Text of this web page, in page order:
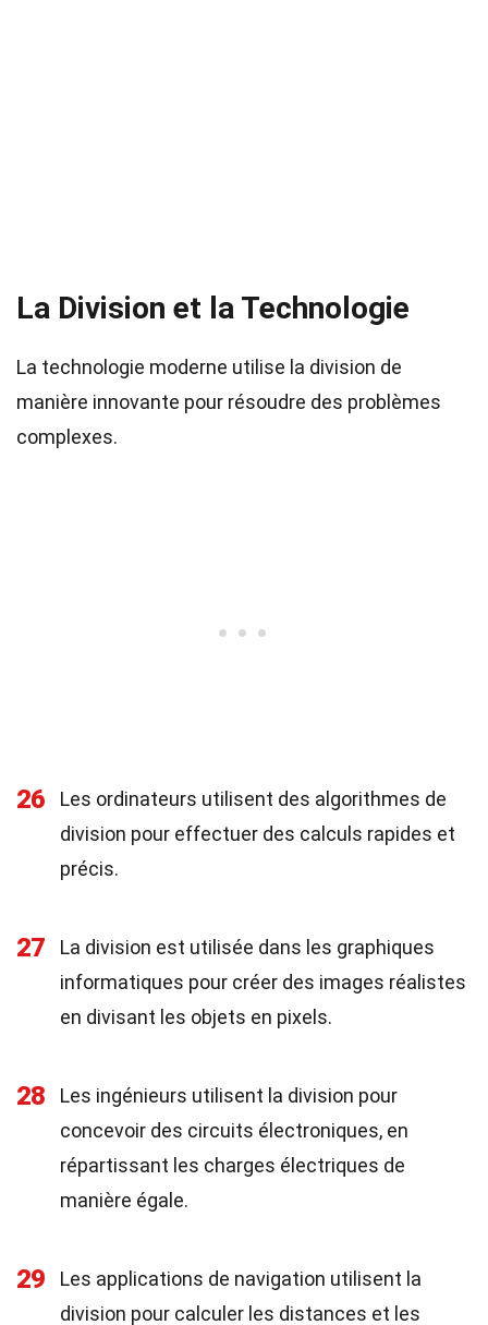
La Division et la Technologie
La technologie moderne utilise la division de
manière innovante pour résoudre des problèmes
complexes.
26
Les ordinateurs utilisent des algorithmes de
division pour effectuer des calculs rapides et
précis.
27
La division est utilisée dans les graphiques
informatiques pour créer des images réalistes
en divisant les objets en pixels.
28
Les ingénieurs utilisent la division pour
concevoir des circuits électroniques, en
répartissant les charges électriques de
manière égale.
29
Les applications de navigation utilisent la
division pour calculer les distances et les